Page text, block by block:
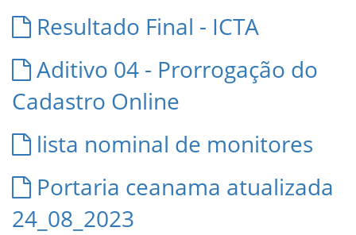
Resultado Final - ICTA
Aditivo 04 - Prorrogação do
Cadastro Online
lista nominal de monitores
Portaria ceanama atualizada
24_08_2023